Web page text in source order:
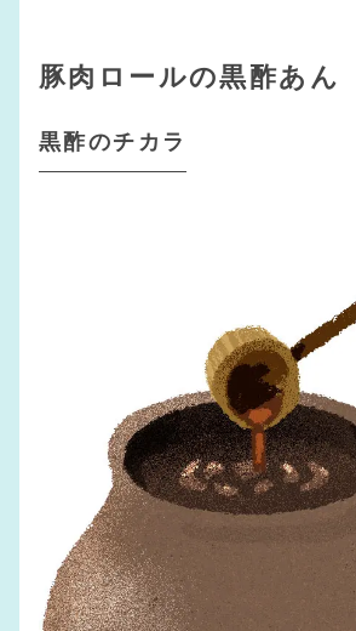
豚肉ロールの黒酢あん
黒酢のチカラ